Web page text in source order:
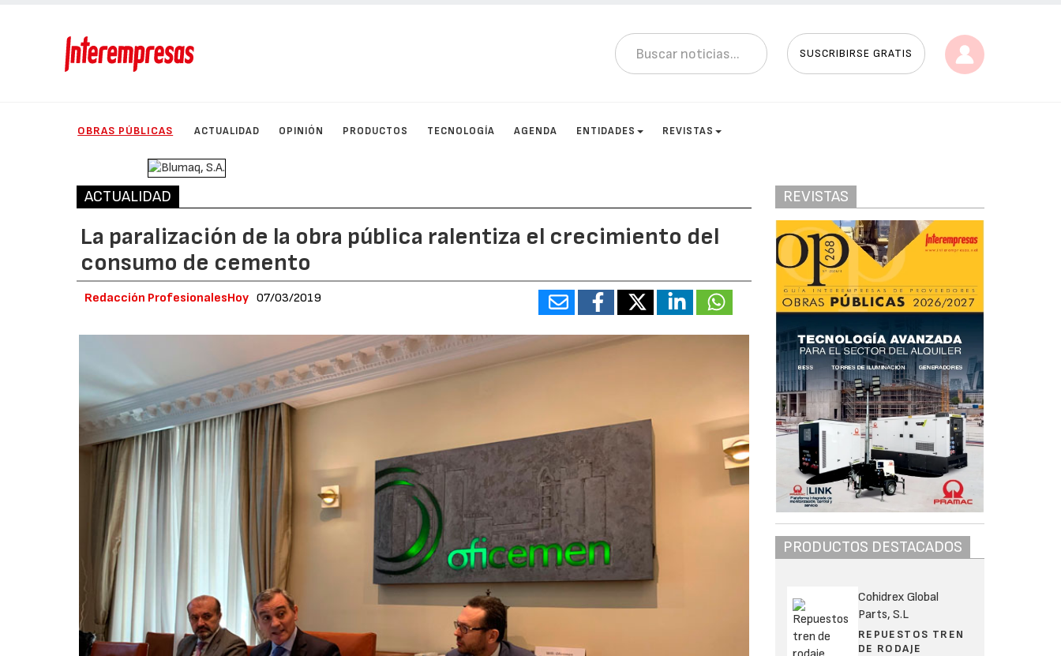
SUSCRIBIRSE GRATIS
OBRAS PÚBLICAS ACTUALIDAD OPINIÓN PRODUCTOS TECNOLOGÍA AGENDA ENTIDADES REVISTAS
ACTUALIDAD
La paralización de la obra pública ralentiza el crecimiento del
consumo de cemento
Redacción ProfesionalesHoy 07/03/2019
REVISTAS
PRODUCTOS DESTACADOS
Cohidrex Global
Parts, S.L
REPUESTOS TREN
DE RODAJE